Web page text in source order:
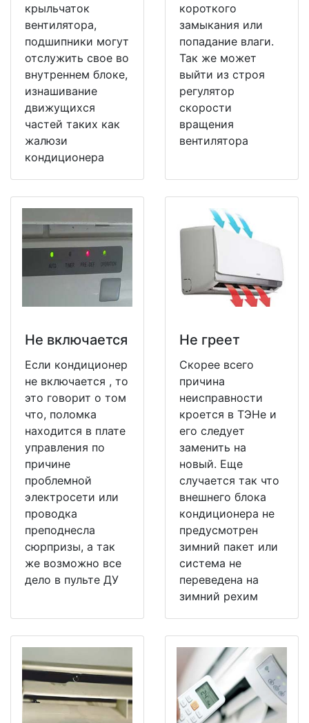
крыльчаток
вентилятора,
подшипники могут
отслужить свое во
внутреннем блоке,
изнашивание
движущихся
частей таких как
жалюзи
кондиционера
короткого
замыкания или
попадание влаги.
Так же может
выйти из строя
регулятор
скорости
вращения
вентилятора
Не включается
Если кондиционер
не включается , то
это говорит о том
что, поломка
находится в плате
управления по
причине
проблемной
электросети или
проводка
преподнесла
сюрпризы, а так
же возможно все
дело в пульте ДУ
Не греет
Скорее всего
причина
неисправности
кроется в ТЭНе и
его следует
заменить на
новый. Еще
случается так что
внешнего блока
кондиционера не
предусмотрен
зимний пакет или
система не
переведена на
зимний рехим